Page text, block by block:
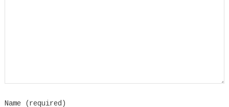
Name (required)